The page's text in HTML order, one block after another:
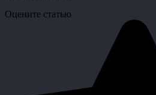
Оцените статью